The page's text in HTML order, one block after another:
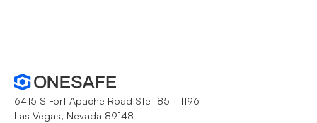
6415 S Fort Apache Road Ste 185 - 1196
Las Vegas, Nevada 89148